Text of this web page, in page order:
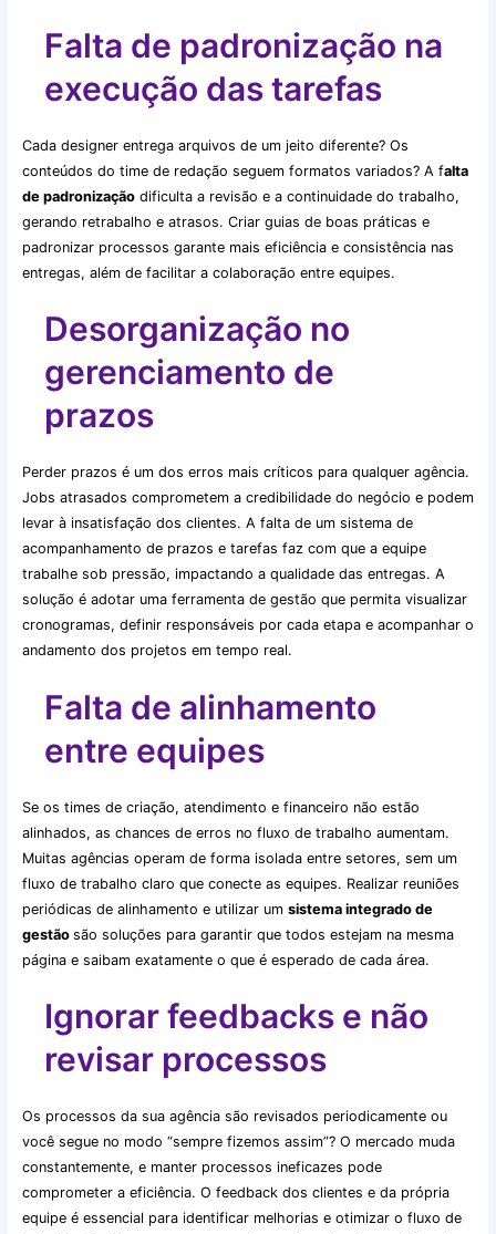
Falta de padronização na
execução das tarefas
Cada designer entrega arquivos de um jeito diferente? Os
conteúdos do time de redação seguem formatos variados? A falta
de padronizaçãodificulta a revisão e a continuidade do trabalho,
gerando retrabalho e atrasos. Criar guias de boas práticas e
padronizar processos garante mais eficiência e consistência nas
entregas, além de facilitar a colaboração entre equipes.
Desorganização no
gerenciamento de
prazos
Perder prazos é um dos erros mais críticos para qualquer agência.
Jobs atrasados comprometem a credibilidade do negócio e podem
levar à insatisfação dos clientes. A falta de um sistema de
acompanhamento de prazos e tarefas faz com que a equipe
trabalhe sob pressão, impactando a qualidade das entregas. A
solução é adotar uma ferramenta de gestão que permita visualizar
cronogramas, definir responsáveis por cada etapa e acompanhar o
andamento dos projetos em tempo real.
Falta de alinhamento
entre equipes
Se os times de criação, atendimento e financeiro não estão
alinhados, as chances de erros no fluxo de trabalho aumentam.
Muitas agências operam de forma isolada entre setores, sem um
fluxo de trabalho claro que conecte as equipes. Realizar reuniões
periódicas de alinhamento e utilizar um sistema integrado de
gestão são soluções para garantir que todos estejam na mesma
página e saibam exatamente o que é esperado de cada área.
Ignorar feedbacks e não
revisar processos
Os processos da sua agência são revisados periodicamente ou
você segue no modo “sempre fizemos assim”? O mercado muda
constantemente, e manter processos ineficazes pode
comprometer a eficiência. O feedback dos clientes e da própria
equipe é essencial para identificar melhorias e otimizar o fluxo de